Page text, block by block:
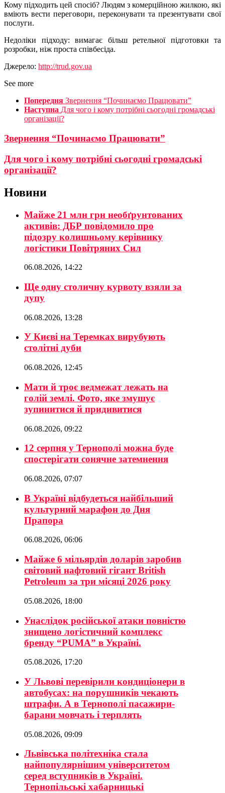
Кому підходить цей спосіб? Людям з комерційною жилкою, які
вміють вести переговори, переконувати та презентувати свої
послуги.
Недоліки підходу: вимагає більш ретельної підготовки та
розробки, ніж проста співбесіда.
Джерело: http://trud.gov.ua
See more
Попередня Звернення “Починаємо Працювати”
Наступна Для чого і кому потрібні сьогодні громадські
організації?
Звернення “Починаємо Працювати”
Для чого і кому потрібні сьогодні громадські
організації?
Новини
Майже 21 млн грн необґрунтованих
активів: ДБР повідомило про
підозру колишньому керівнику
логістики Повітряних Сил
06.08.2026, 14:22
Ще одну столичну курвоту взяли за
дупу
06.08.2026, 13:28
У Києві на Теремках вирубують
столітні дуби
06.08.2026, 12:45
Мати й троє ведмежат лежать на
голій землі. Фото, яке змушує
зупинитися й придивитися
06.08.2026, 09:22
12 серпня у Тернополі можна буде
спостерігати сонячне затемнення
06.08.2026, 07:07
В Україні відбудеться найбільший
культурний марафон до Дня
Прапора
06.08.2026, 06:06
Майже 6 мільярдів доларів заробив
світовий нафтовий гігант British
Petroleum за три місяці 2026 року
05.08.2026, 18:00
Унаслідок російської атаки повністю
знищено логістичний комплекс
бренду “PUMA” в Україні.
05.08.2026, 17:20
У Львові перевірили кондиціонери в
автобусах: на порушників чекають
штрафи. А в Тернополі пасажири-
барани мовчать і терплять
05.08.2026, 09:09
Львівська політехніка стала
найпопулярнішим університетом
серед вступників в Україні.
Тернопільські хабарницькі